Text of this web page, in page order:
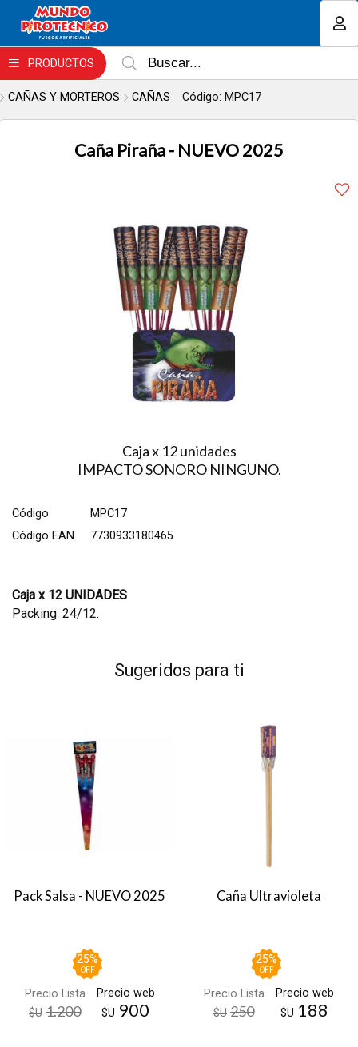
Enviar a email
PRODUCTOS
CAÑAS Y MORTEROS CAÑAS Código: MPC17
Caña Piraña - NUEVO 2025
Caja x 12 unidades
IMPACTO SONORO NINGUNO.
Código
MPC17
Código EAN
7730933180465
Caja x 12 UNIDADES
Packing: 24/12.
Sugeridos para ti
Pack Salsa - NUEVO 2025
25%
OFF
Precio Lista
$U 1.200
Precio web
$U 900
Caña Ultravioleta
25%
OFF
Precio Lista
$U 250
Precio web
$U 188